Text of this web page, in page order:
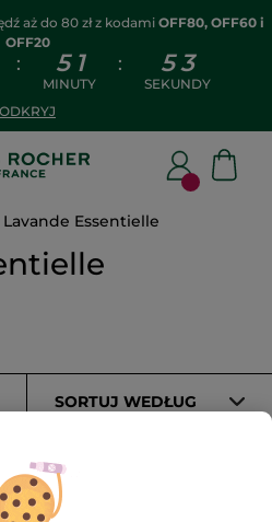
aż do 80 zł z kodami OFF80, OFF60 i
OFF20
: 5 1
MINUTY
: 52
SEKUNDY
ODKRYJ
Lavande Essentielle
SORTUJ WEDŁUG